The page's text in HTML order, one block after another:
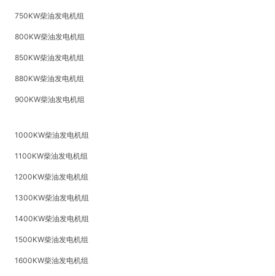
750KW柴油发电机组
800KW柴油发电机组
850KW柴油发电机组
880KW柴油发电机组
900KW柴油发电机组
1000KW柴油发电机组
1100KW柴油发电机组
1200KW柴油发电机组
1300KW柴油发电机组
1400KW柴油发电机组
1500KW柴油发电机组
1600KW柴油发电机组